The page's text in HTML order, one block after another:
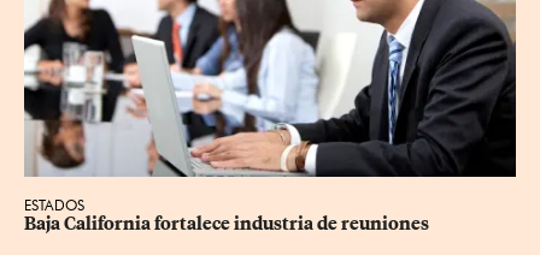
ESTADOS
Baja California fortalece industria de reuniones